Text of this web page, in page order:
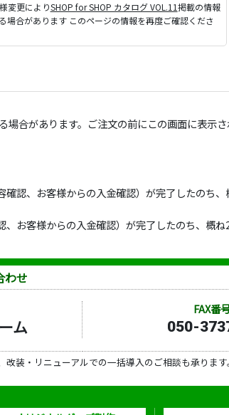
変更によりSHOP for SHOP カタログ VOL.11掲載の情報
場合があります このページの情報を再度ご確認くださ
合があります。ご注文の前にこの画面に表示さ
認、お客様からの入金確認）が完了したのち、
お客様からの入金確認）が完了したのち、概
わせ
ム
FAX番
050-
装・リニューアルでの一括導入のご相談も承りま